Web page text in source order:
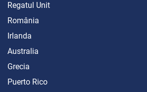
Regatul Unit
România
Irlanda
Australia
Grecia
Puerto Rico